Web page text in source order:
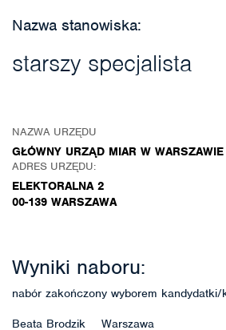
Nazwa stanowiska:
starszy specjalista
NAZWA URZĘDU
GŁÓWNY URZĄD MIAR W WARSZAWIE
ADRES URZĘDU:
ELEKTORALNA 2
00-139 WARSZAWA
Wyniki naboru:
nabór zakończony wyborem kandydatki/
Beata Brodzik Warszawa